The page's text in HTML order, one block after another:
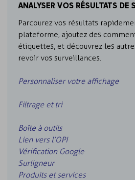
ANALYSER VOS RÉSULTATS DE
Parcourez vos résultats
plateforme, ajoutez des
étiquettes, et découvrez les
revoir vos surveillances.
Personnaliser votre affichage
Filtrage et tri
Boîte à outils
Lien vers l’OPI
Vérification Google
Surligneur
Produits et services